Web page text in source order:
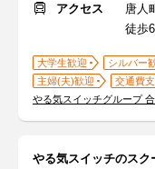
アクセス
唐人
徒歩
大学生歓迎 シルバー
主婦(夫)歓迎
交通費
やる気スイッチグループ
やる気スイッチのス